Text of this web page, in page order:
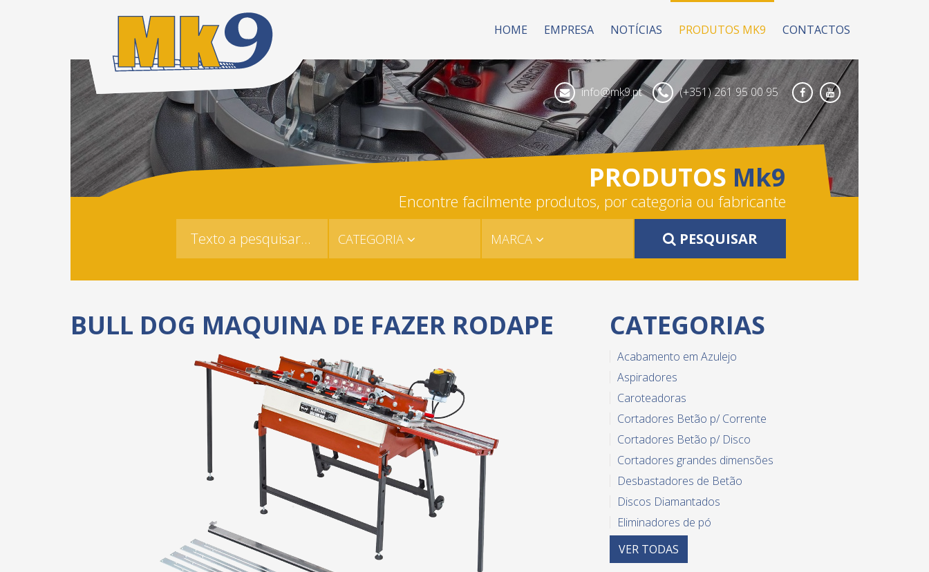
HOME EMPRESA NOTÍCIAS PRODUTOS MK9 CONTACTOS
info@mk9.pt (+351) 261 95 00 95 FacebookYoutube
PRODUTOS Mk9
Encontre facilmente produtos, por categoria ou fabricante
CATEGORIA MARCA PESQUISAR
BULL DOG MAQUINA DE FAZER RODAPE CATEGORIAS
Acabamento em Azulejo
Aspiradores
Caroteadoras
Cortadores Betão p/ Corrente
Cortadores Betão p/ Disco
Cortadores grandes dimensões
Desbastadores de Betão
Discos Diamantados
Eliminadores de pó
Equipamento diverso para azulejo
Guilhotinas
VER TODAS